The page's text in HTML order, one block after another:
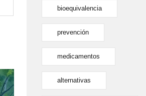
bioequivalencia
prevención
medicamentos
alternativas